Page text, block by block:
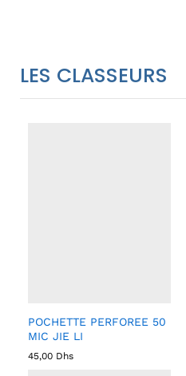
LES CLASSEURS
POCHETTE PERFOREE 50
MIC JIE LI
45,00 Dhs